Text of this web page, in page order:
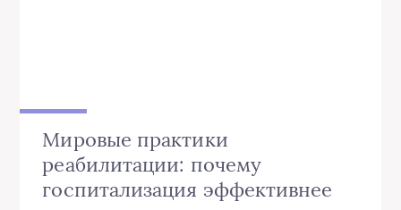
Мировые практики
реабилитации: почему
госпитализация эффективнее